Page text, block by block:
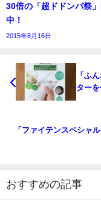
30倍の「超ドドンパ祭
中！
2015年8月16日
「ふ
ターを
「ファイテンスペシャ
おすすめの記事